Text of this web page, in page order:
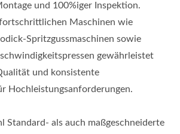
und 100%iger Inspektion.
Maschinen wie
Spritzgussmaschinen sowie
gewährleistet
und konsistente
Hochleistungsanforderungen.
Standard- als auch maßgeschneiderte